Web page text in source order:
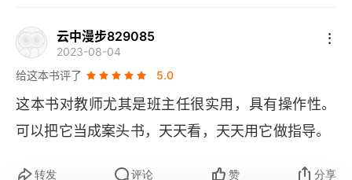
云中漫步829085
2023-08-04
给这本书评了
5.0
这本书对教师尤其是班主任很实用，具有操作性。
可以把它当成案头书，天天看，天天用它做指导。
转发 评论 赞 分享